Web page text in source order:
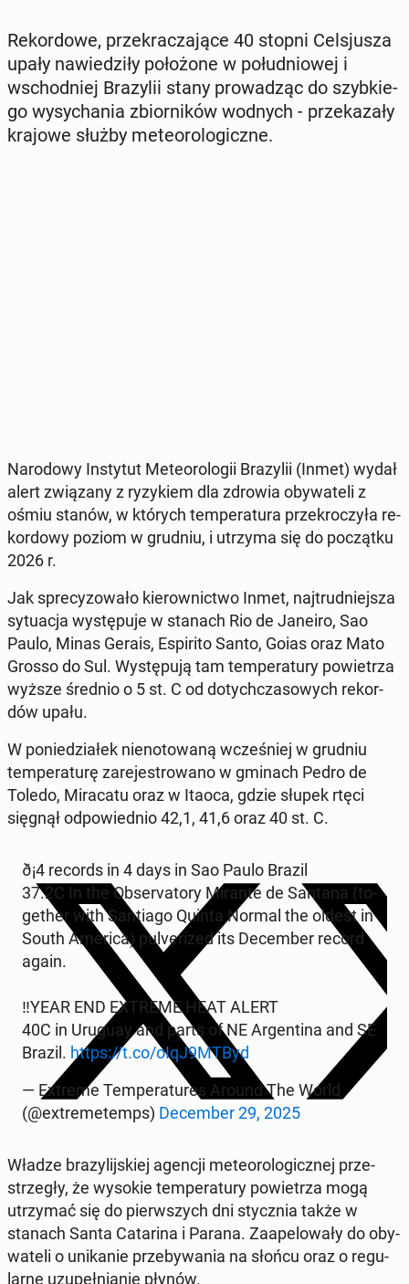
Re­kor­do­we, prze­kra­cza­ją­ce 40 stopni Cel­sju­sza
upały na­wie­dzi­ły po­ło­żo­ne w po­łu­dnio­wej i
wschod­niej Bra­zy­lii stany pro­wa­dząc do szyb­kie­
go wy­sy­cha­nia zbior­ni­ków wodnych - prze­ka­za­ły
krajowe służby me­te­oro­lo­gicz­ne.
Na­ro­do­wy In­sty­tut Me­te­oro­lo­gii Bra­zy­lii (Inmet) wydał
alert zwią­za­ny z ry­zy­kiem dla zdrowia oby­wa­te­li z
ośmiu stanów, w których tem­pe­ra­tu­ra prze­kro­czy­ła re­
kor­do­wy poziom w grudniu, i utrzyma się do po­cząt­ku
2026 r.
Jak spre­cy­zo­wa­ło kie­row­nic­two Inmet, naj­trud­niej­sza
sy­tu­acja wy­stę­pu­je w stanach Rio de Janeiro, Sao
Paulo, Minas Gerais, Espi­ri­to Santo, Goias oraz Mato
Grosso do Sul. Wy­stę­pu­ją tam tem­pe­ra­tu­ry po­wie­trza
wyższe średnio o 5 st. C od do­tych­cza­so­wych re­kor­
dów upału.
W po­nie­dzia­łek nie­no­to­wa­ną wcze­śniej w grudniu
tem­pe­ra­tu­rę za­re­je­stro­wa­no w gminach Pedro de
Toledo, Mi­ra­ca­tu oraz w Itaoca, gdzie słupek rtęci
sięgnął od­po­wied­nio 42,1, 41,6 oraz 40 st. C.
ð¡️4 records in 4 days in Sao Paulo Brazil
37.2C In the Ob­se­rva­to­ry Mirante de Santana (to­
ge­ther with San­tia­go Quinta Normal the oldest in
South America) pu­lve­ri­zed its De­cem­ber record
again.
‼️YEAR END EXTREME HEAT ALERT
40C in Uruguay and parts of NE Ar­gen­ti­na and SE
Brazil. https://t.co/oIqJ9MTByd
— Extreme Tem­pe­ra­tu­res Around The World
(@extre­me­temps) De­cem­ber 29, 2025
Władze bra­zy­lij­skiej agencji me­te­oro­lo­gicz­nej prze­
strze­gły, że wysokie tem­pe­ra­tu­ry po­wie­trza mogą
utrzy­mać się do pierw­szych dni stycz­nia także w
stanach Santa Ca­ta­ri­na i Parana. Za­ape­lo­wa­ły do oby­
wa­te­li o uni­ka­nie prze­by­wa­nia na słońcu oraz o re­gu­
lar­ne uzu­peł­nia­nie płynów.